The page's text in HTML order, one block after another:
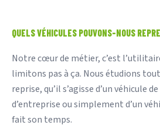
QUELS VÉHICULES POUVONS-NOUS
Notre cœur de métier, c’est
limitons pas à ça. Nous étudions
reprise, qu’il s’agisse d’un véhicule
d’entreprise ou simplement d’un
fait son temps.